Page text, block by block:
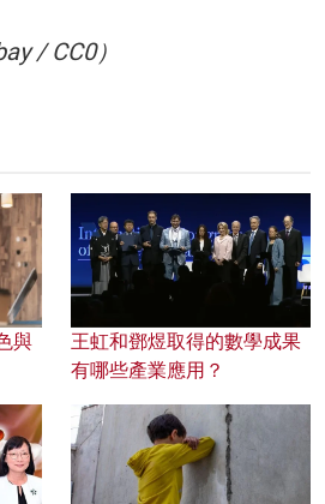
/ CC0）
與
王虹和鄧煜取得的數學成果
有哪些產業應用？